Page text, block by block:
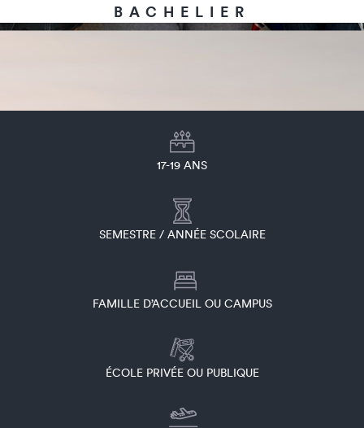
BACHELIER
17-19 ANS
SEMESTRE / ANNÉE SCOLAIRE
FAMILLE D’ACCUEIL OU CAMPUS
ÉCOLE PRIVÉE OU PUBLIQUE